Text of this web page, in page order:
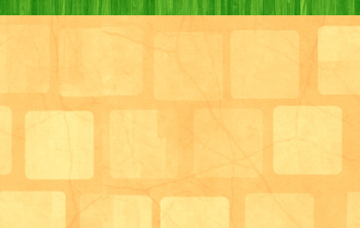
また、「歯がまだ残っているので噛めています。」
それ以外にも口腔内の乾燥状態や傷や腫れの有無、
サロンではそう言った問題を抱えているかどうか専
て、より良く食べていただける状態をつくれるよう